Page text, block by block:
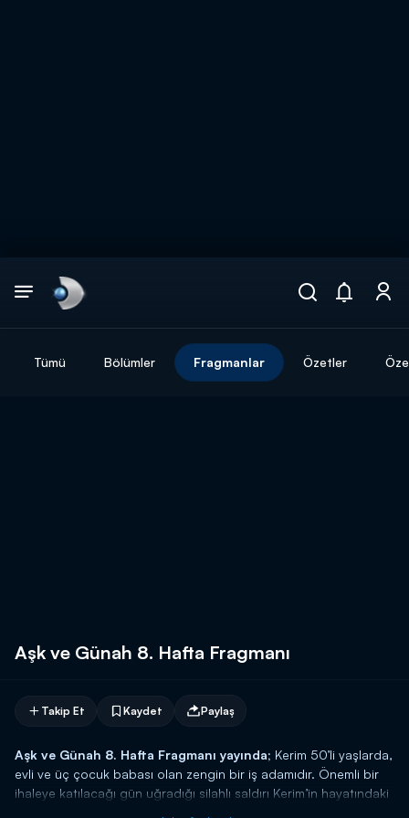
Tümü Bölümler Fragmanlar Özetler
Aşk ve Günah 8. Hafta Fragmanı
Takip Et Kaydet Paylaş
Aşk ve Günah 8. Hafta Fragmanı yayında; Kerim 50’li yaşlarda,
evli ve üç çocuk babası olan zengin bir iş adamıdır. Önemli bir
ihaleye katılacağı gün uğradığı silahlı saldırı Kerim’in hayatındaki